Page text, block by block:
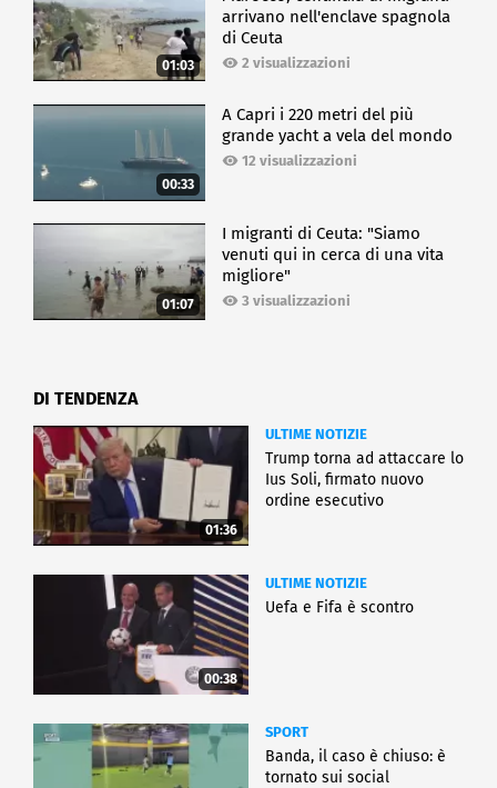
01:03
arrivano nell'enclave spagnola
di Ceuta
2 visualizzazioni
00:33
A Capri i 220 metri del più
grande yacht a vela del mondo
12 visualizzazioni
01:07
I migranti di Ceuta: "Siamo
venuti qui in cerca di una vita
migliore"
3 visualizzazioni
DI TENDENZA
01:36
ULTIME NOTIZIE
Trump torna ad attaccare lo
Ius Soli, firmato nuovo
ordine esecutivo
00:38
ULTIME NOTIZIE
Uefa e Fifa è scontro
SPORT
Banda, il caso è chiuso: è
tornato sui social